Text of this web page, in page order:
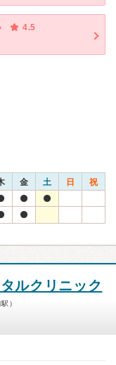
4.5
金 土 日 祝
ルクリニック
）